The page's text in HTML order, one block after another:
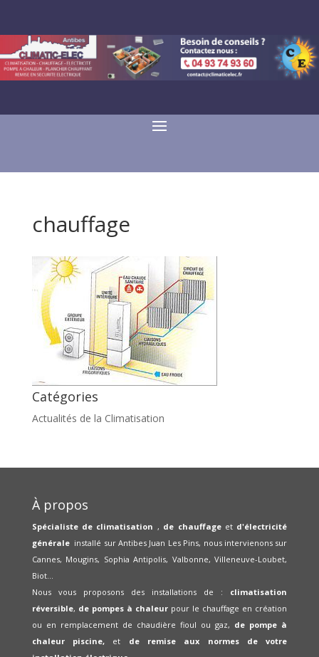
chauffage
Catégories
Actualités de la Climatisation
À propos
Spécialiste de climatisation , de chauffageet d'électricité
générale installé sur Antibes Juan Les Pins, nous intervienons sur
Cannes, Mougins, Sophia Antipolis, Valbonne, Villeneuve-Loubet,
Biot...
Nous vous proposons des installations de : climatisation
réversible, de pompes à chaleurpour le chauffage en création
ou en remplacement de chaudière fioul ou gaz, de pompe à
chaleur piscine, et de remise aux normes de votre